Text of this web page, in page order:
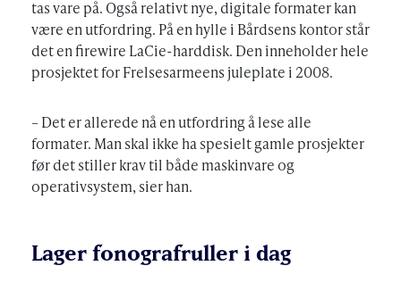
tas vare på. Også relativt nye, digitale formater kan
være en utfordring. På en hylle i Bårdsens kontor står
det en firewire LaCie-harddisk. Den inneholder hele
prosjektet for Frelsesarmeens juleplate i 2008.
– Det er allerede nå en utfordring å lese alle
formater. Man skal ikke ha spesielt gamle prosjekter
før det stiller krav til både maskinvare og
operativsystem, sier han.
Lager fonografruller i dag